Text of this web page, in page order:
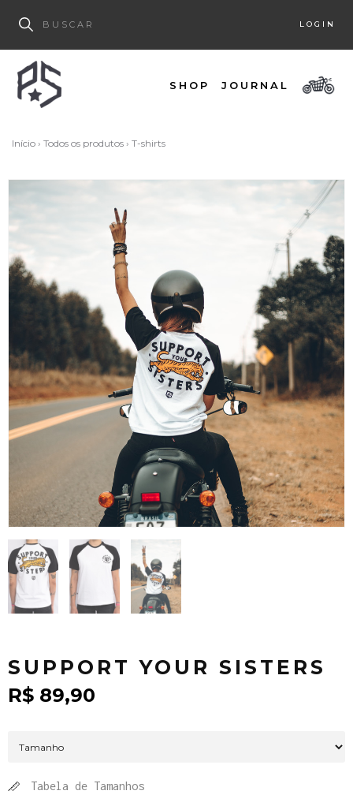
LOGIN
SHOP JOURNAL
Início › Todos os produtos › T-shirts
SUPPORT YOUR SISTERS
R$ 89,90
Tabela de Tamanhos